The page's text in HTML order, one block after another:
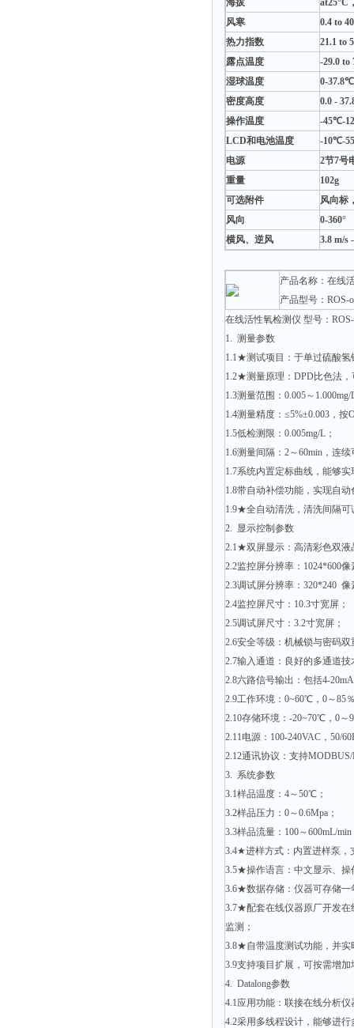
海拔
at25°C
风寒
0.4 to
热力指数
21.1 to
露点温度
-29.0 to
湿球温度
0-37.8℃
密度高度
0.0 -
操作温度
-45℃-
LCD和电池温度
-10℃-
电源
2节7号
重量
102g
可选附件
风向标
风向
0-360°
横风、逆风
3.8 m/s
产品名称：在线
产品型号：ROS-
在线活性氧检测仪 型号：
1. 测量参数
1.1★测试项目：于单过硫酸
1.2★测量原理：DPD比色法
1.3测量范围：0.005～
1.4测量精度：≤5%±0.003，
1.5低检测限：0.005mg/L；
1.6测量间隔：2～60min，连
1.7系统内置定标曲线，能够
1.8带自动补偿功能，实现自
1.9★全自动清洗，清洗间隔
2. 显示控制参数
2.1★双屏显示：高清彩色双
2.2监控屏分辨率：1024*600
2.3调试屏分辨率：320*240
2.4监控屏尺寸：10.3寸宽屏
2.5调试屏尺寸：3.2寸宽屏；
2.6安全等级：机械锁与密码
2.7输入通道：良好的多通道
2.8六路信号输出：包括4-
2.9工作环境：0~60℃，0～
2.10存储环境：-20~70℃，0
2.11电源：100-240VAC，50/
2.12通讯协议：支持
3. 系统参数
3.1样品温度：4～50℃；
3.2样品压力：0～0.6Mpa；
3.3样品流量：100～600mL/
3.4★进样方式：内置进样泵
3.5★操作语言：中文显示、
3.6★数据存储：仪器可存储
3.7★配套在线仪器原厂开发在
监测；
3.8★自带温度测试功能，并
3.9支持项目扩展，可按需增
4. Datalong参数
4.1应用功能：联接在线分析
4.2采用多线程设计，能够进